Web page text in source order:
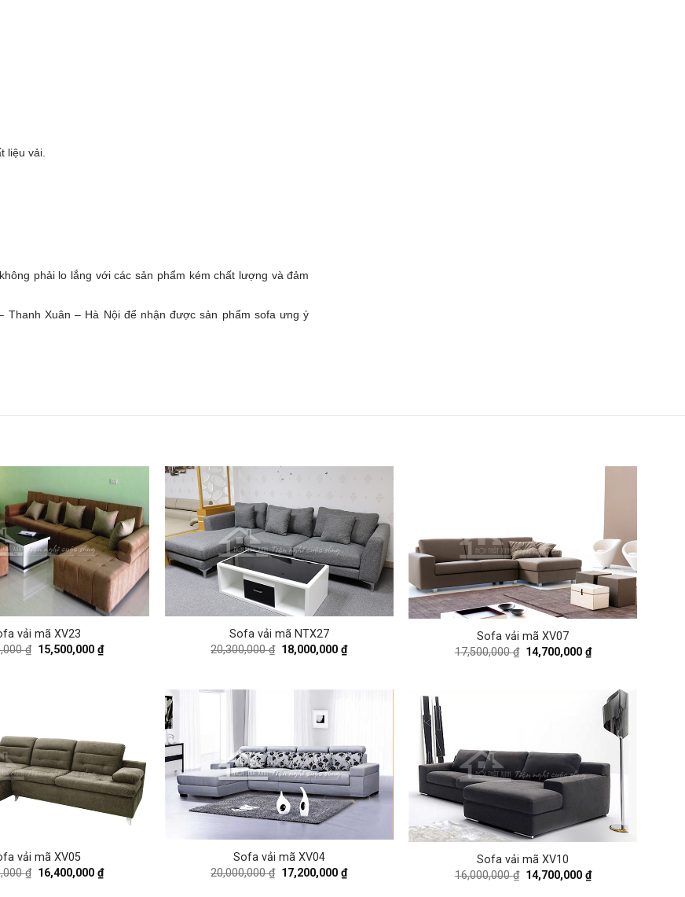
liệu vải.
phải lo lắng với các sản phẩm kém chất lượng và đảm
Thanh Xuân – Hà Nội để nhận được sản phẩm sofa ưng ý
vải mã XV23
₫ Original
price
15,500,000 ₫Current
price
Sofa vải mã NTX27
20,300,000₫ Original
price
18,000,000₫Current
price
Sofa vải mã XV07
17,500,000₫ Original
price
14,700,000₫Current
price
vải mã XV05
₫ Original
price
16,400,000 ₫Current
price
Sofa vải mã XV04
20,000,000₫ Original
price
17,200,000₫Current
price
Sofa vải mã XV10
16,000,000₫ Original
price
14,700,000₫Current
price